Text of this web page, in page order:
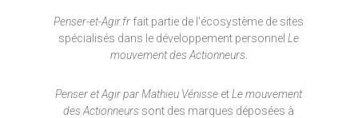
Penser-et-Agir.fr fait partie de l'écosystème de sites
spécialisés dans le développement personnelLe
mouvement des Actionneurs.
Penser et Agir par Mathieu Vénisse et Le mouvement
des Actionneurs sont des marques déposées à